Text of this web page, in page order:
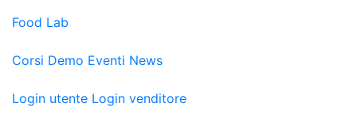
Food Lab
Corsi Demo Eventi News
Login utente Login venditore